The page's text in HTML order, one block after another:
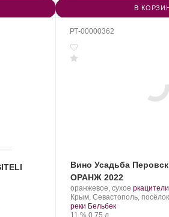
В
РТ-00000362
Вино Усадьба
ОРАНЖ 2022
Производитель:
Усадьба
Перовских.
оранжевое, сухое .
Сорт
ркацители
Регион:
Крым, Севастополь,
реки Бельбек
Крепость
11 %. Объем
0.75 л